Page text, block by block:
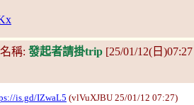
名稱: 發起者請掛trip [25/01/12(日
is.gd/IZwaL5 (vlVuXJBU 25/01/12 07:27)